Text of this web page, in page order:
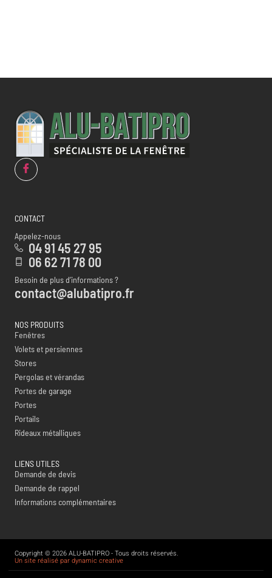
CONTACT
Appelez-nous
04 91 45 27 95
06 62 71 78 00
Besoin de plus d’informations ?
contact@alubatipro.fr
NOS PRODUITS
Fenêtres
Volets et persiennes
Stores
Pergolas et vérandas
Portes de garage
Portes
Portails
Rideaux métalliques
LIENS UTILES
Demande de devis
Demande de rappel
Informations complémentaires
Copyright © 2026 ALU-BATIPRO - Tous droits réservés.
Un site réalisé par dynamic creative